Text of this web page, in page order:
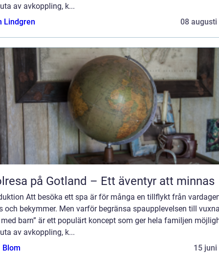
av avkoppling, k...
Lindgren
08 augusti
på Gotland – Ett äventyr att minnas
Att besöka ett spa är för många en tillflykt från
och bekymmer. Men varför begränsa spaupplevelsen till
med barn” är ett populärt koncept som ger hela familjen
av avkoppling, k...
Blom
15 juni